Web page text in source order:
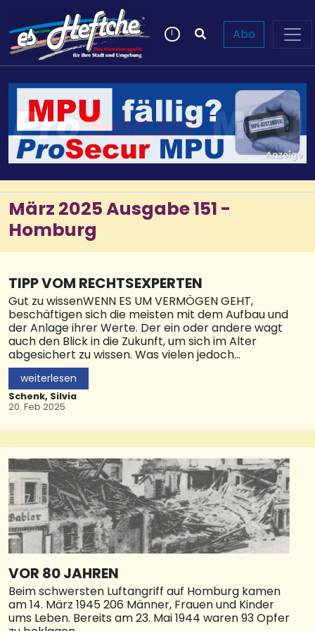
Abo
März 2025 Ausgabe 151 -
Homburg
TIPP VOM RECHTSEXPERTEN
Gut zu wissenWENN ES UM VERMÖGEN GEHT,
beschäftigen sich die meisten mit dem Aufbau und
der Anlage ihrer Werte. Der ein oder andere wagt
auch den Blick in die Zukunft, um sich im Alter
abgesichert zu wissen. Was vielen jedoch
schwerfällt, ist die eigene Planung der
Vermögensnachfolge. Ein Tabuthema, das nur in
wenigen Familien besprochen wird. Auf Fragen wie
„Was passiert eigentlich mit Ihrem Vermögen?“
Vermögensinhaber nur in den seltensten Fällen
eine Antwort.
Vier Motive begegnen uns in der Praxis immer
wieder: StreitvermeidungSchlechte Erfahrungen
im unmittelbaren Familienkreis führen zu der
Entscheidung, dass es beim eigenen Vermögen
anders laufen soll und dass der Erblasser
Regelungen zu Lebzeiten trifft. Komplexe
VermögensstrukturenEine ausreichende finanzielle
Versorgung in der dritten Lebensphase spielt eine
große Rolle. Reicht das Geld für die Traumreise?
Was kostet ein würdevolles Leben im Alter?
Steuerliche AspekteZu Lebzeiten
weiterlesen
Schenk, Silvia
20. Feb 2025
VOR 80 JAHREN
Beim schwersten Luftangriff auf Homburg kamen
am 14. März 1945 206 Männer, Frauen und Kinder
ums Leben. Bereits am 23. Mai 1944 waren 93 Opfer